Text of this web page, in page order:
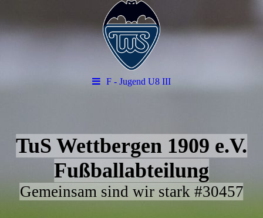
F - Jugend U8 III
TuS Wettbergen 1909 e.V.
Fußballabteilung
Gemeinsam sind wir stark #30457